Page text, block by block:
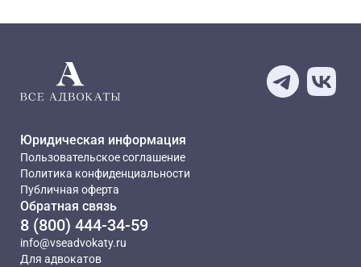
Статья 52: Права потерпевших от преступлений и
Конституция Российской Федерации, ст. 52
Вступившие в законную силу приговор суда по
— Гражданский процессуальный кодекс Российской
При подаче иска вы вправе ходатайствовать об
Юридическая информация
Пользовательское соглашение
Политика конфиденциальности
Публичная оферта
Обратная связь
8 (800) 444-34-59
info@vseadvokaty.ru
Для адвокатов